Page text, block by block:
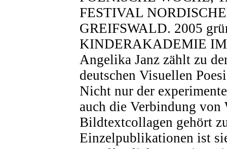
FESTIVAL
GREIFSWALD. 2005
KINDERAKADEMIE
Angelika Janz zählt zu
deutschen Visuellen
Nicht nur der
auch die Verbindung
Bildtextcollagen gehört
Einzelpublikationen ist